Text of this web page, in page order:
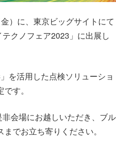
資料ダウンロード
）に、東京ビッグサイトにて
クノフェア2023」に出展し
を活用した点検ソリューショ
す。
会場にお越しいただき、ブル
でお立ち寄りください。